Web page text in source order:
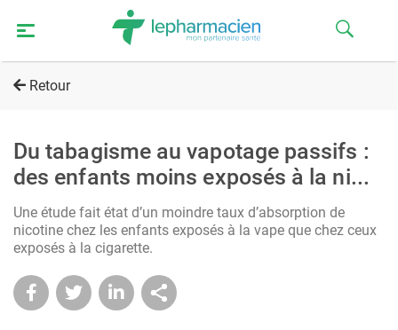
Retour
Du tabagisme au vapotage passifs :
des enfants moins exposés à la ni...
Une étude fait état d’un moindre taux d’absorption de
nicotine chez les enfants exposés à la vape que chez ceux
exposés à la cigarette.